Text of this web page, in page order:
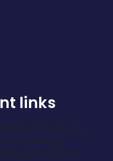
links
access, use
on privacy,
escrow, and